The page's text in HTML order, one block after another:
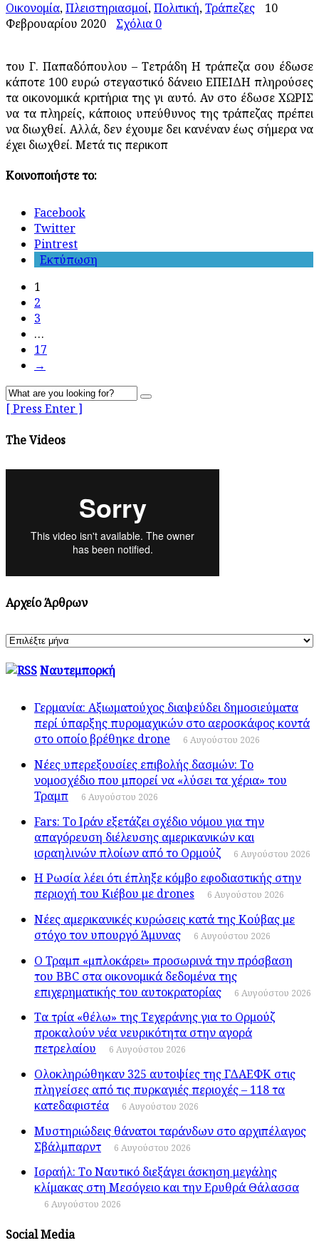
Οικονομία,Πλειστηριασμοί,Πολιτική,Τράπεζες
10
Φεβρουαρίου 2020
Σχόλια 0
του Γ. Παπαδόπουλου – Τετράδη Η τράπεζα σου έδωσε
κάποτε 100 ευρώ στεγαστικό δάνειο ΕΠΕΙΔΗ πληρούσες
τα οικονομικά κριτήρια της γι αυτό. Αν στο έδωσε ΧΩΡΙΣ
να τα πληρείς, κάποιος υπεύθυνος της τράπεζας πρέπει
να διωχθεί. Αλλά, δεν έχουμε δει κανέναν έως σήμερα να
έχει διωχθεί. Μετά τις περικοπ
Κοινοποιήστε το:
Facebook
Twitter
Pintrest
Εκτύπωση
1
2
3
…
17
→
[ Press Enter ]
The Videos
Αρχείο Άρθρων
Αρχείο
Ναυτεμπορκή
Γερμανία: Αξιωματούχος διαψεύδει δημοσιεύματα
περί ύπαρξης πυρομαχικών στο αεροσκάφος κοντά
στο οποίο βρέθηκε drone
6 Αυγούστου 2026
Νέες υπερεξουσίες επιβολής δασμών: Το
νομοσχέδιο που μπορεί να «λύσει τα χέρια» του
Τραμπ
6 Αυγούστου 2026
Fars: Το Ιράν εξετάζει σχέδιο νόμου για την
απαγόρευση διέλευσης αμερικανικών και
ισραηλινών πλοίων από το Ορμούζ
6 Αυγούστου 2026
Η Ρωσία λέει ότι έπληξε κόμβο εφοδιαστικής στην
περιοχή του Κιέβου με drones
6 Αυγούστου 2026
Νέες αμερικανικές κυρώσεις κατά της Κούβας με
στόχο τον υπουργό Άμυνας
6 Αυγούστου 2026
Ο Τραμπ «μπλοκάρει» προσωρινά την πρόσβαση
του BBC στα οικονομικά δεδομένα της
επιχερηματικής του αυτοκρατορίας
6 Αυγούστου 2026
Τα τρία «θέλω» της Τεχεράνης για το Ορμούζ
προκαλούν νέα νευρικότητα στην αγορά
πετρελαίου
6 Αυγούστου 2026
Ολοκληρώθηκαν 325 αυτοψίες της ΓΔΑΕΦΚ στις
πληγείσες από τις πυρκαγιές περιοχές – 118 τα
κατεδαφιστέα
6 Αυγούστου 2026
Μυστηριώδεις θάνατοι ταράνδων στο αρχιπέλαγος
Σβάλμπαρντ
6 Αυγούστου 2026
Ισραήλ: Το Ναυτικό διεξάγει άσκηση μεγάλης
κλίμακας στη Μεσόγειο και την Ερυθρά Θάλασσα
6 Αυγούστου 2026
Social Media